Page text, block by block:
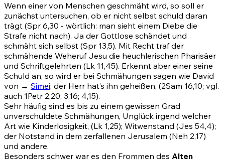
Wenn einer von Menschen geschmäht wird, so soll er
zunächst untersuchen, ob er nicht selbst schuld daran
trägt (Spr 6,30 - wörtlich: man sieht einem Diebe die
Strafe nicht nach). Ja der Gottlose schändet und
schmäht sich selbst (Spr 13,5). Mit Recht traf der
schmähende Weheruf Jesu die heuchlerischen Pharisäer
und Schriftgelehrten (Lk 11,45). Erkennt aber einer seine
Schuld an, so wird er bei Schmähungen sagen wie David
von → Simei: der Herr hat’s ihn geheißen, (2Sam 16,10; vgl.
auch 1Petr 2,20; 3,16; 4,15).
Sehr häufig sind es bis zu einem gewissen Grad
unverschuldete Schmähungen, Unglück irgend welcher
Art wie Kinderlosigkeit, (Lk 1,25); Witwenstand (Jes 54,4);
der Notstand in dem zerfallenen Jerusalem (Neh 2,17)
und andere.
Besonders schwer war es den Frommen des Alten